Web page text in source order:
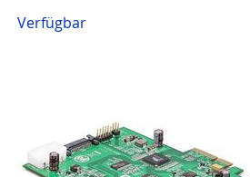
Verfügbar